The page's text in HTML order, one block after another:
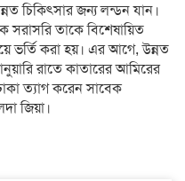
চিকিৎসার জন্য লন্ডন যান।
সরাসরি তাকে বিশেষায়িত
ভর্তি করা হয়। এর আগে, উন্নত
রাতে কাতারের আমিরের
ত্যাগ করেন সাবেক
জিয়া।